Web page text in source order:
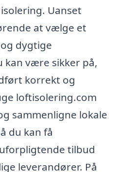
Uanset
at vælge et
dygtige
kan være sikker på,
korrekt og
loftisolering.com
sammenligne lokale
du kan få
tilbud
leverandører. På